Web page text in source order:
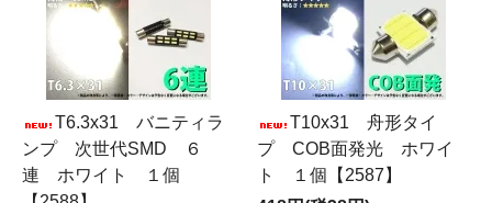
T6.3x31 バニティラ
ンプ 次世代SMD ６
連 ホワイト １個
T10x31 舟形タイ
プ COB面発光 ホワイ
ト １個【2587】